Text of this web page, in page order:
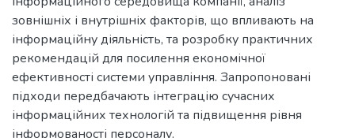
зовнішніх і внутрішніх факторів, що впливають на
інформаційну діяльність, та розробку практичних
рекомендацій для посилення економічної
ефективності системи управління. Запропоновані
підходи передбачають інтеграцію сучасних
інформаційних технологій та підвищення рівня
інформованості персоналу.